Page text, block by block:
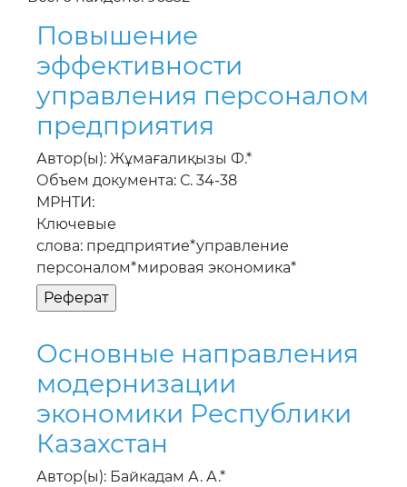
Повышение
эффективности
управления персоналом
предприятия
Автор(ы): Жұмағалиқызы Ф.*
Объем документа: С. 34-38
МРНТИ:
Ключевые
слова: предприятие*управление
персоналом*мировая экономика*
Основные направления
модернизации
экономики Республики
Казахстан
Автор(ы): Байкадам А. А.*